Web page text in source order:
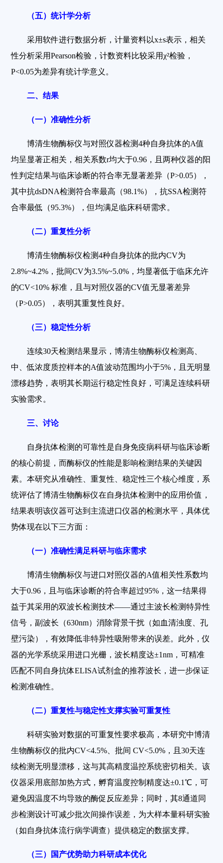
（五）统计学分析
采用软件进行数据分析，计量资料以x±s表示，相关
性分析采用Pearson检验，计数资料比较采用χ²检验，
P<0.05为差异有统计学意义。
二、结果
（一）准确性分析
博清生物酶标仪与对照仪器检测4种自身抗体的A值
均呈显著正相关，相关系数r均大于0.96，且两种仪器的阳
性判定结果与临床诊断的符合率无显著差异（P>0.05），
其中抗dsDNA检测符合率最高（98.1%），抗SSA检测符
合率最低（95.3%），但均满足临床科研需求。
（二）重复性分析
博清生物酶标仪检测4种自身抗体的批内CV为
2.8%~4.2%，批间CV为3.5%~5.0%，均显著低于临床允许
的CV<10% 标准，且与对照仪器的CV值无显著差异
（P>0.05），表明其重复性良好。
（三）稳定性分析
连续30天检测结果显示，博清生物酶标仪检测高、
中、低浓度质控样本的A值波动范围均小于5%，且无明显
漂移趋势，表明其长期运行稳定性良好，可满足连续科研
实验需求。
三、讨论
自身抗体检测的可靠性是自身免疫病科研与临床诊断
的核心前提，而酶标仪的性能是影响检测结果的关键因
素。本研究从准确性、重复性、稳定性三个核心维度，系
统评估了博清生物酶标仪在自身抗体检测中的应用价值，
结果表明该仪器可达到主流进口仪器的检测水平，具体优
势体现在以下三方面：
（一）准确性满足科研与临床需求
博清生物酶标仪与进口对照仪器的A值相关性系数均
大于0.96，且与临床诊断的符合率超过95%，这一结果得
益于其采用的双波长检测技术——通过主波长检测特异性
信号，副波长（630nm）消除背景干扰（如血清浊度、孔
壁污染），有效降低非特异性吸附带来的误差。此外，仪
器的光学系统采用进口光栅，波长精度达±1nm，可精准
匹配不同自身抗体ELISA试剂盒的推荐波长，进一步保证
检测准确性。
（二）重复性与稳定性支撑实验可重复性
科研实验对数据的可重复性要求极高，本研究中博清
生物酶标仪的批内CV<4.5%、批间 CV<5.0%，且30天连
续检测无明显漂移，这与其高精度温控系统密切相关。该
仪器采用底部加热方式，孵育温度控制精度达±0.1℃，可
避免因温度不均导致的酶促反应差异；同时，其8通道同
步检测设计可减少批次间操作误差，为大样本量科研实验
（如自身抗体流行病学调查）提供稳定的数据支撑。
（三）国产优势助力科研成本优化